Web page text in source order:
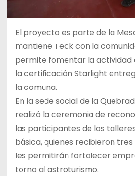
El proyecto es parte de la
mantiene Teck con la
permite fomentar la actividad
la certificación Starlight
la comuna.
En la sede social de la
realizó la ceremonia de
las participantes de los
básica, quienes recibieron
les permitirán fortalecer
torno al astroturismo.